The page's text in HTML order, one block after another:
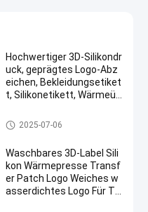
Hochwertiger 3D-Silikondr
uck, geprägtes Logo-Abz
eichen, Bekleidungsetiket
t, Silikonetikett, Wärmeüb
Silikon-Wärmeübertragungs-A
ufkleber
2025-07-06
Waschbares 3D-Label Sili
kon Wärmepresse Transf
er Patch Logo Weiches w
asserdichtes Logo Für T-